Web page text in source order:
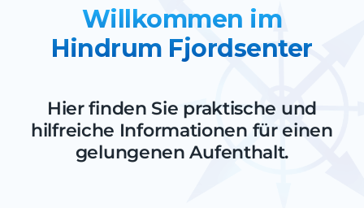
Willkommen im
Hindrum Fjordsenter
Hier finden Sie praktische und
hilfreiche Informationen für einen
gelungenen Aufenthalt.